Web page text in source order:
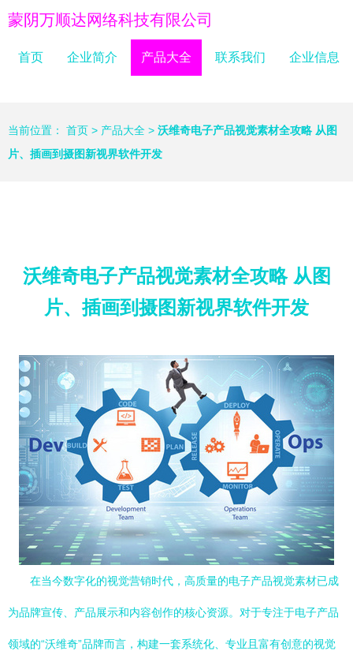
蒙阴万顺达网络科技有限公司
首页 企业简介 产品大全 联系我们 企业信息
当前位置： 首页 > 产品大全 > 沃维奇电子产品视觉素材全攻略 从图
片、插画到摄图新视界软件开发
沃维奇电子产品视觉素材全攻略 从图
片、插画到摄图新视界软件开发
在当今数字化的视觉营销时代，高质量的电子产品视觉素材已成
为品牌宣传、产品展示和内容创作的核心资源。对于专注于电子产品
领域的“沃维奇”品牌而言，构建一套系统化、专业且富有创意的视觉